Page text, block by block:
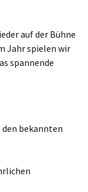
auf der Bühne
Jahr spielen wir
spannende
bekannten